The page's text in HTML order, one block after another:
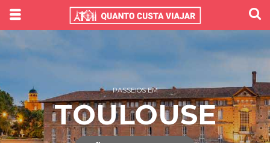
PASSEIOS EM
TOULOUSE